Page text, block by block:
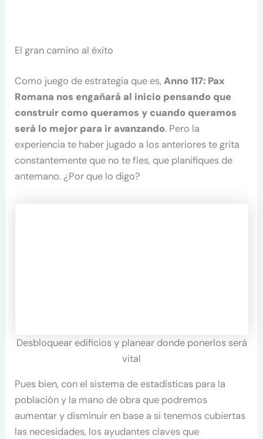
El gran camino al éxito
Como juego de estrategia que es,Anno 117: Pax
Romana nos engañará al inicio pensando que
construir como queramos y cuando queramos
será lo mejor para ir avanzando. Pero la
experiencia te haber jugado a los anteriores te grita
constantemente que no te fíes, que planifiques de
antemano. ¿Por que lo digo?
Desbloquear edificios y planear donde ponerlos será
vital
Pues bien, con el sistema de estadísticas para la
población y la mano de obra que podremos
aumentar y disminuir en base a si tenemos cubiertas
las necesidades, los ayudantes claves que